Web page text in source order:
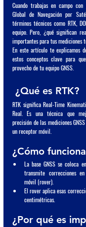
Cuando trabajas en campo con
Global de Navegación por
términos técnicos como RTK,
equipo. Pero, ¿qué significan
importantes para tus mediciones
En este artículo te explicamos
estos conceptos clave para
provecho de tu equipo GNSS.
¿Qué es RTK?
RTK significa Real-Time
Real. Es una técnica que
precisión de las mediciones
un receptor móvil.
¿Cómo
La base GNSS se coloca
transmite correcciones
móvil (rover).
El rover aplica esas
centimétricas.
¿Por qué es